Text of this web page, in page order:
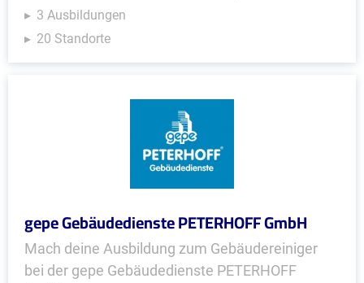
3 Ausbildungen
20 Standorte
gepe Gebäudedienste PETERHOFF GmbH
Mach deine Ausbildung zum Gebäudereiniger
bei der gepe Gebäudedienste PETERHOFF